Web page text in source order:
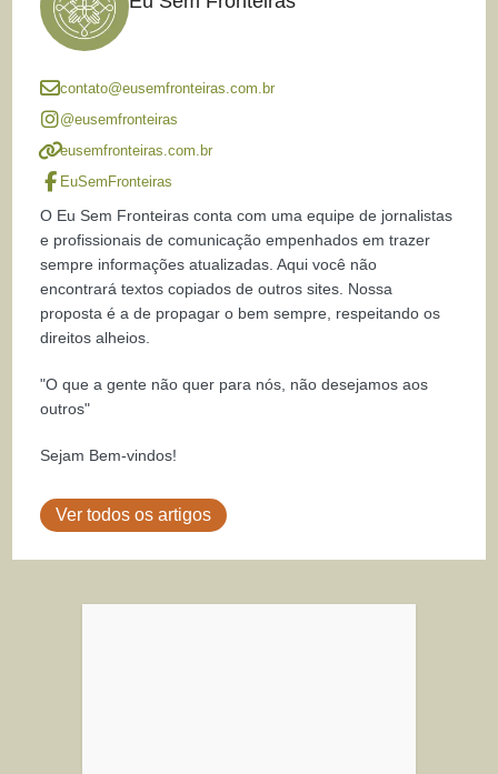
contato@eusemfronteiras.com.br
@eusemfronteiras
eusemfronteiras.com.br
EuSemFronteiras
O Eu Sem Fronteiras conta com uma equipe de jornalistas
e profissionais de comunicação empenhados em trazer
sempre informações atualizadas. Aqui você não
encontrará textos copiados de outros sites. Nossa
proposta é a de propagar o bem sempre, respeitando os
direitos alheios.
"O que a gente não quer para nós, não desejamos aos
outros"
Sejam Bem-vindos!
Ver todos os artigos